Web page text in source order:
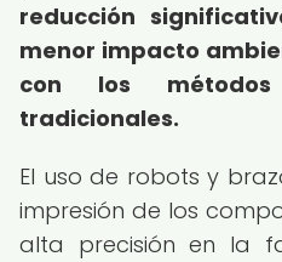
reducción
menor impacto
con los
tradicionales.
El uso de robots y
impresión de los
alta precisión en la